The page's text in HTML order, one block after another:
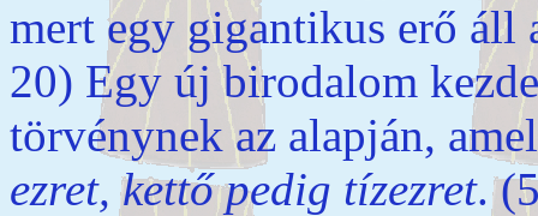
mert egy gigantikus erő áll
20) Egy új birodalom
törvénynek az alapján,
ezret, kettő pedig tízezret.